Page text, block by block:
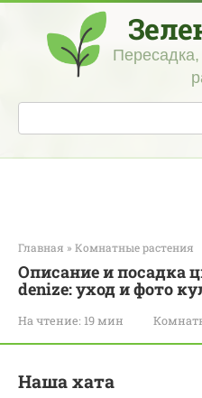
Перейти
контенту
Поиск:
Главная » Комнатные растения
Описание и посадка
denize: уход и фото
На чтение: 19 мин
Наша хата